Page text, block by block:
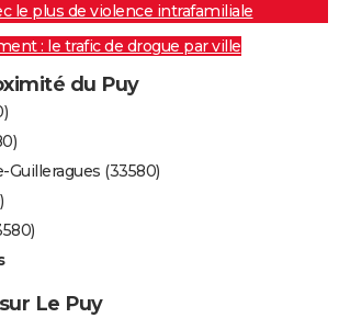
le plus de violence intrafamiliale
: le trafic de drogue par ville
du Puy
Guilleragues (33580)
Le Puy